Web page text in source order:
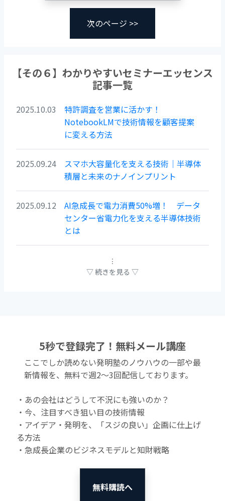
次のページ >>
【その６】わかりやすいセミナーエッセンス
記事一覧
2025.10.03
特許調査を営業に活かす！
NotebookLMで技術情報を顧客提案
に変える方法
2025.09.24
スマホ大容量化を支える技術｜半導体
積層と未来のナノインプリント
2025.09.12
AI急成長で電力消費50%増！ データ
センター省電力化を支える半導体技術
とは
5秒で登録完了！無料メール講座
ここでしか読めない発明塾のノウハウの一部や最
新情報を、無料で週2〜3回配信しております。
・あの会社はどうして不況にも強いのか？
・今、注目すべき狙い目の技術情報
・アイデア・発明を、「スジの良い」企画に仕上げ
る方法
・急成長企業のビジネスモデルと知財戦略
無料購読へ